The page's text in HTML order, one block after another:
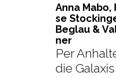
Anna
se
Be­glau &
ner
Per
die Galaxis